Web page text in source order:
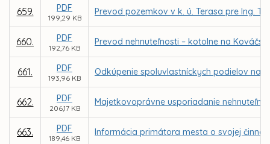
659. PDF
199,29 KB
Prevod pozemkov v k. ú. Terasa pre Ing.
660. PDF
192,76 KB
Prevod nehnuteľnosti – kotolne na
661. PDF
193,96 KB
Odkúpenie spoluvlastníckych podielov na
662. PDF
206,17 KB
Majetkovoprávne usporiadanie
663. PDF
189,46 KB
Informácia primátora mesta o svojej